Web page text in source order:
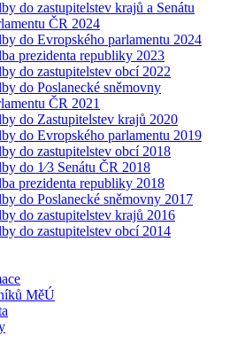
do zastupitelstev krajů a Senátu
ČR 2024
do Evropského parlamentu 2024
prezidenta republiky 2023
do zastupitelstev obcí 2022
do Poslanecké sněmovny
ČR 2021
do Zastupitelstev krajů 2020
do Evropského parlamentu 2019
do zastupitelstev obcí 2018
do 1⁄3 Senátu ČR 2018
prezidenta republiky 2018
do Poslanecké sněmovny 2017
do zastupitelstev krajů 2016
do zastupitelstev obcí 2014
MěÚ